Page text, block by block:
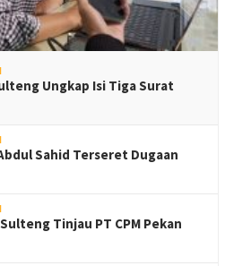
Ungkap Isi Tiga Surat
Sahid Terseret Dugaan
Sulteng Tinjau PT CPM Pekan